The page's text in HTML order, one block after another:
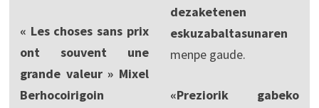
« Les choses sans prix
ont souvent une
grande valeur » Mixel
Berhocoirigoin
dezaketenen
eskuzabaltasunaren
menpe gaude.
«Preziorik gabeko